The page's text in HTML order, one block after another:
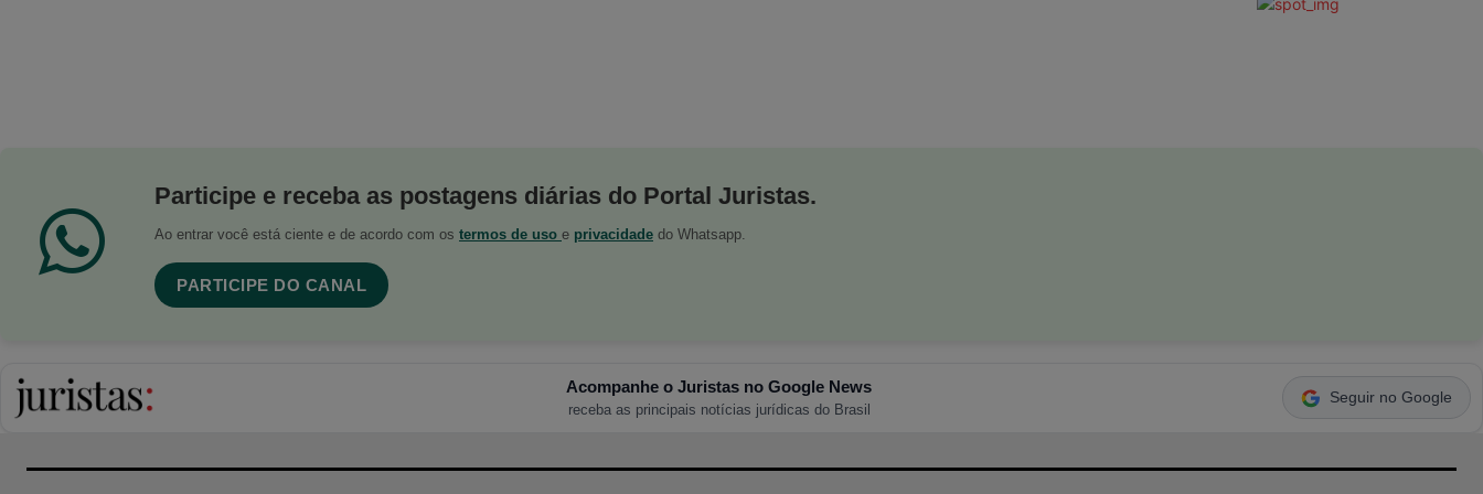
Participe e receba as postagens diárias do Portal Juristas.
Ao entrar você está ciente e de acordo com os termos de uso e privacidade do Whatsapp.
PARTICIPE DO CANAL
Acompanhe o Juristas no Google News
receba as principais notícias jurídicas do Brasil
Seguir no Google